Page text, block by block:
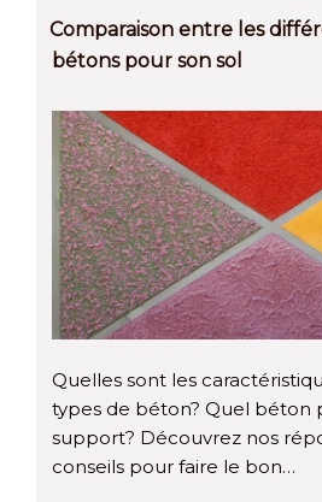
Comparaison entre les
bétons pour son sol
Quelles sont les
types de béton? Quel béton
support? Découvrez nos
conseils pour faire le bon…